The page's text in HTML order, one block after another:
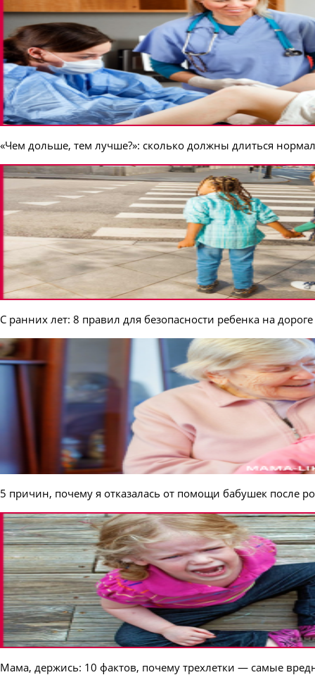
«Чем дольше, тем лучше?»: сколько должны длиться
С ранних лет: 8 правил для безопасности ребенка на дороге
5 причин, почему я отказалась от помощи бабушек после
Мама, держись: 10 фактов, почему трехлетки — самые